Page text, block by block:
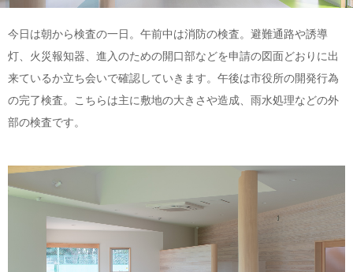
今日は朝から検査の一日。午前中は消防の検査。避難通路や誘導
灯、火災報知器、進入のための開口部などを申請の図面どおりに出
来ているか立ち会いで確認していきます。午後は市役所の開発行為
の完了検査。こちらは主に敷地の大きさや造成、雨水処理などの外
部の検査です。